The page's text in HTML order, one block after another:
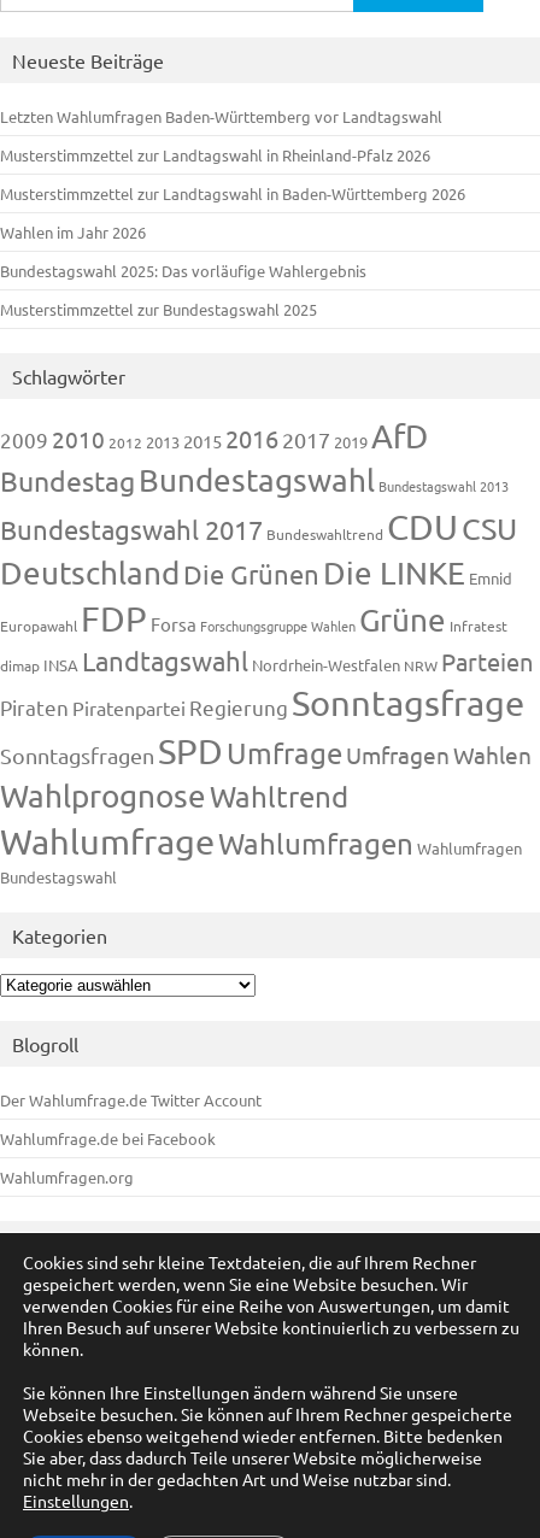
nach:
Neueste Beiträge
Letzten Wahlumfragen Baden-Württemberg vor Landtagswahl
Musterstimmzettel zur Landtagswahl in Rheinland-Pfalz 2026
Musterstimmzettel zur Landtagswahl in Baden-Württemberg 2026
Wahlen im Jahr 2026
Bundestagswahl 2025: Das vorläufige Wahlergebnis
Musterstimmzettel zur Bundestagswahl 2025
Schlagwörter
2009 2010 2012 2013 2015 20162017 2019AfD
Bundestag Bundestagswahl Bundestagswahl 2013
Bundestagswahl 2017 Bundeswahltrend CDUCSU
Deutschland Die Grünen Die LINKE Emnid
Europawahl FDP Forsa Forschungsgruppe Wahlen Grüne Infratest
dimap INSA Landtagswahl Nordrhein-Westfalen NRW Parteien
Piraten Piratenpartei Regierung Sonntagsfrage
Sonntagsfragen SPD Umfrage UmfragenWahlen
WahlprognoseWahltrend
WahlumfrageWahlumfragen Wahlumfragen
Bundestagswahl
Kategorien
Kategorien
Blogroll
Der Wahlumfrage.de Twitter Account
Wahlumfrage.de bei Facebook
Wahlumfragen.org
Anmelden
Eintrags-Feed
WordPress.org
Cookies sind sehr kleine Textdateien, die auf Ihrem Rechner
gespeichert werden, wenn Sie eine Website besuchen. Wir
verwenden Cookies für eine Reihe von Auswertungen, um damit
Ihren Besuch auf unserer Website kontinuierlich zu verbessern zu
können.
Sie können Ihre Einstellungen ändern während Sie unsere
Webseite besuchen. Sie können auf Ihrem Rechner gespeicherte
Cookies ebenso weitgehend wieder entfernen. Bitte bedenken
Sie aber, dass dadurch Teile unserer Website möglicherweise
nicht mehr in der gedachten Art und Weise nutzbar sind.
Einstellungen.